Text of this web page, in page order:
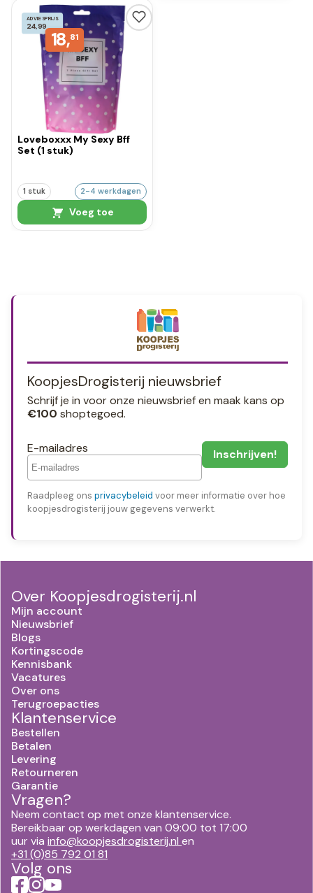
ADVIESPRIJS
24,99
18,81
Loveboxxx My Sexy Bff
Set (1 stuk)
1 stuk 2-4 werkdagen
Voeg toe
KoopjesDrogisterij nieuwsbrief
Schrijf je in voor onze nieuwsbrief en maak kans op
€100 shoptegoed.
E-mailadres
Raadpleeg ons privacybeleid voor meer informatie over hoe
koopjesdrogisterij jouw gegevens verwerkt.
Over Koopjesdrogisterij.nl
Mijn account
Nieuwsbrief
Blogs
Kortingscode
Kennisbank
Vacatures
Over ons
Terugroepacties
Klantenservice
Bestellen
Betalen
Levering
Retourneren
Garantie
Vragen?
Neem contact op met onze klantenservice.
Bereikbaar op werkdagen van 09:00 tot 17:00
uur via info@koopjesdrogisterij.nl en
+31 (0)85 792 01 81
Volg ons